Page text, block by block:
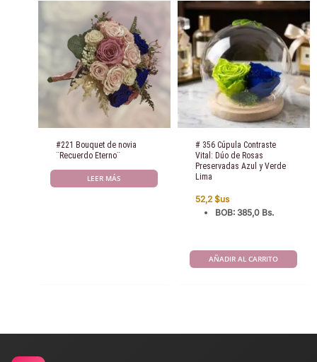
#221 Bouquet de novia
¨Recuerdo Eterno¨
LEER MÁS
# 356 Cúpula Contraste
Vital: Dúo de Rosas
Preservadas Azul y Verde
Lima
52,2$us
BOB:385,0 Bs.
AÑADIR AL CARRITO